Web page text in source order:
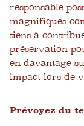
responsable
magnifiques
tiens à
préservation
en davantage
impact lors de
Prévoyez du